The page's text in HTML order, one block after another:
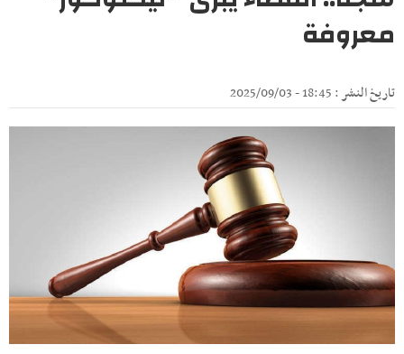
معروفة
تاريخ النشر : 18:45 - 2025/09/03